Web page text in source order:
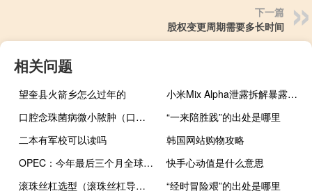
下一篇
股权变更周期需要多长时间
相关问题
望奎县火箭乡怎么过年的
小米Mix Alpha泄露拆解暴露内部组件
口腔念珠菌病微小脓肿（口腔念珠菌病怎么办）
“一来陪胜践”的出处是哪里
二本有军校可以读吗
韩国网站购物攻略
OPEC：今年最后三个月全球石油库存每天将减少约300万桶如果这变成现实这将是30年来最大的数据缺口
快手心动值是什么意思
滚珠丝杠选型（滚珠丝杠导程）
“经时冒险艰”的出处是哪里